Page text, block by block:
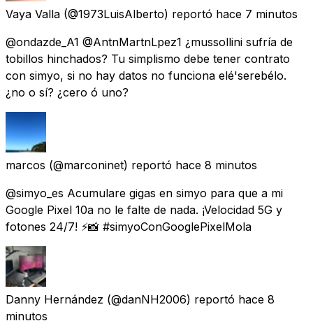
Vaya Valla (@1973LuisAlberto) reportó hace 7 minutos
@ondazde_A1 @AntnMartnLpez1 ¿mussollini sufría de
tobillos hinchados? Tu simplismo debe tener contrato
con simyo, si no hay datos no funciona elé'serebélo.
¿no o sí? ¿cero ó uno?
marcos (@marconinet) reportó hace 8 minutos
@simyo_es Acumulare gigas en simyo para que a mi
Google Pixel 10a no le falte de nada. ¡Velocidad 5G y
fotones 24/7! ⚡📸 #simyoConGooglePixelMola
Danny Hernández (@danNH2006) reportó hace 8
minutos